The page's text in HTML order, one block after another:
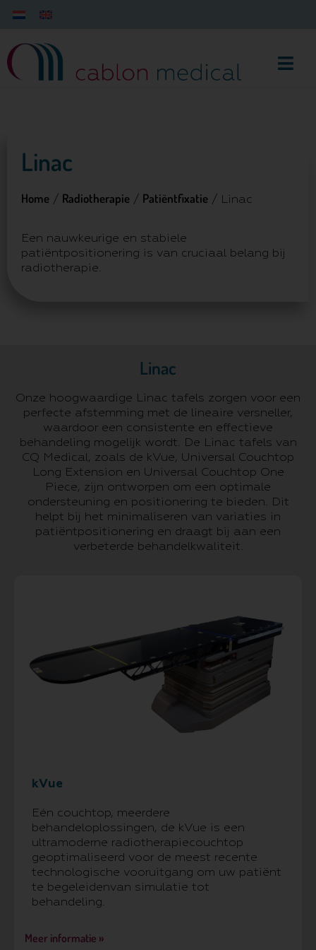
Linac
Home / Radiotherapie / Patiëntfixatie / Linac
Een nauwkeurige en stabiele
patiëntpositionering is van cruciaal belang bij
radiotherapie.
Linac
Onze hoogwaardige Linac tafels zorgen voor een
perfecte afstemming met de lineaire versneller,
waardoor een consistente en effectieve
behandeling mogelijk wordt. De Linac tafels van
CQ Medical, zoals de kVue, Universal Couchtop
Long Extension en Universal Couchtop One
Piece, zijn ontworpen om een optimale
ondersteuning en positionering te bieden. Dit
helpt bij het minimaliseren van variaties in
patiëntpositionering en draagt bij aan een
verbeterde behandelkwaliteit.
kVue
Eén couchtop, meerdere
behandeloplossingen, de kVue is een
ultramoderne radiotherapiecouchtop
geoptimaliseerd voor de meest recente
technologische vooruitgang om uw patiënt
te begeleidenvan simulatie tot
behandeling.
Meer informatie »